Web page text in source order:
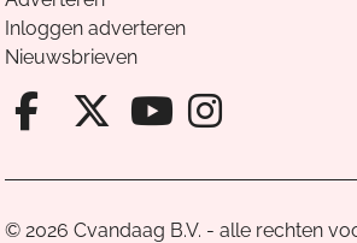
Inloggen adverteren
Nieuwsbrieven
Facebook van
X van
© 2026 Cvandaag B.V. - alle rechten